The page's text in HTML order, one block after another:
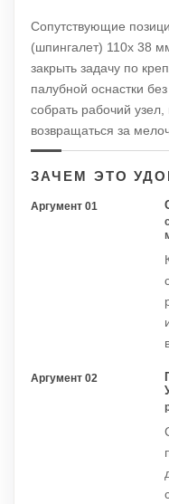
Сопутствующие
(шпингалет) 110х 38
закрыть задачу по
палубной оснастки
собрать рабочий
возвращаться за
ЗАЧЕМ ЭТО
Аргумент 01
Аргумент 02